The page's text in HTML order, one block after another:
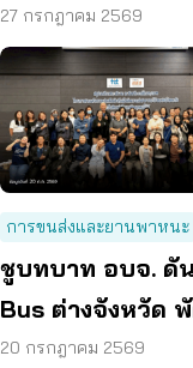
70 ลดค่าครองชีพ
27 กรกฎาคม 2569
การขนส่งและยานพาหนะ
ชูบทบาท อบจ. ดั
Bus ต่างจังหวัด
ขนส่งสาธารณะไร้
20 กรกฎาคม 2569